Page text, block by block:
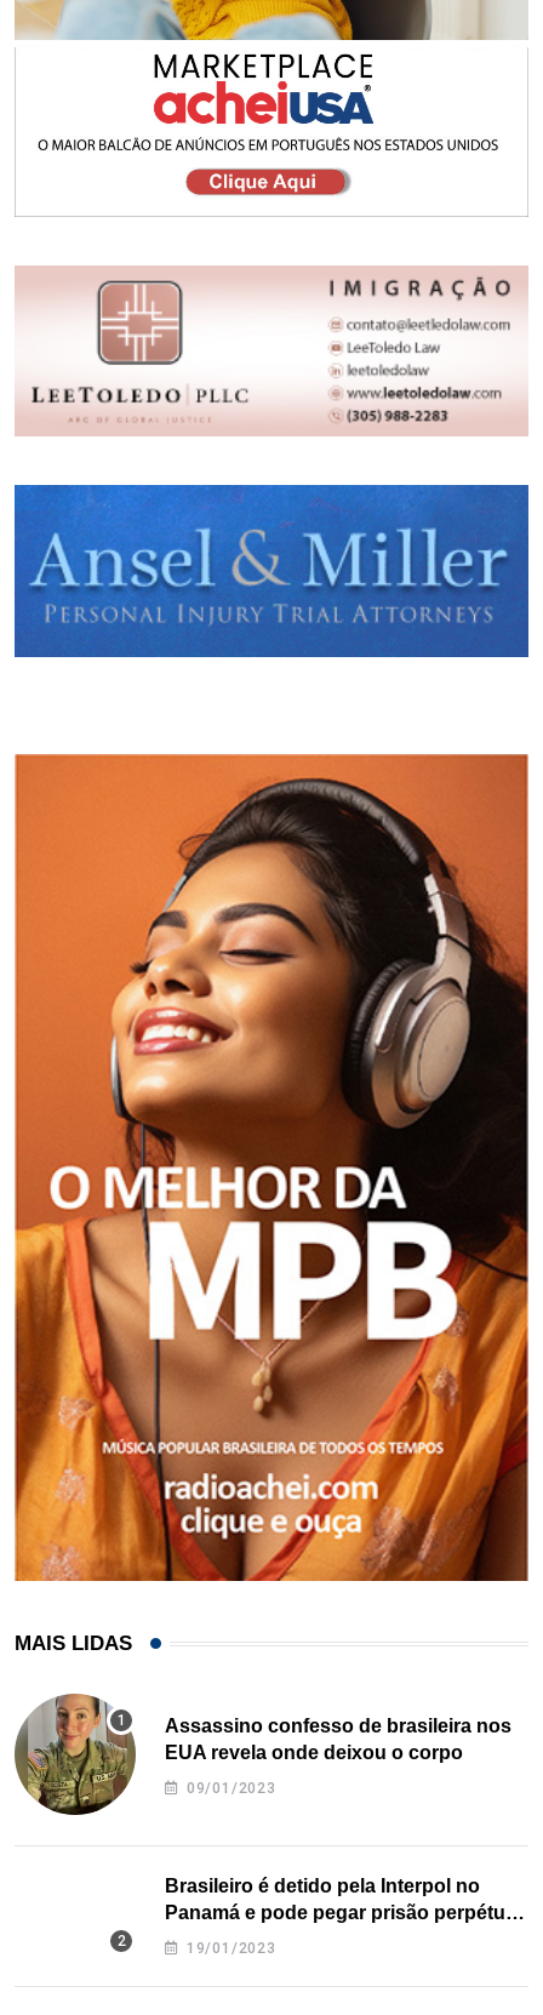
MAIS LIDAS
Assassino confesso de brasileira nos
EUA revela onde deixou o corpo
09/01/2023
Brasileiro é detido pela Interpol no
Panamá e pode pegar prisão perpétua
nos EUA
19/01/2023